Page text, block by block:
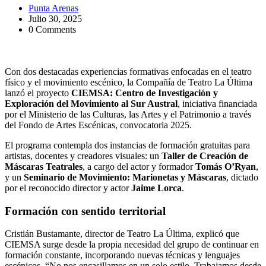
Punta Arenas
Julio 30, 2025
0 Comments
Con dos destacadas experiencias formativas enfocadas en el teatro
físico y el movimiento escénico, la Compañía de Teatro La Última
lanzó el proyecto CIEMSA: Centro de Investigación y
Exploración del Movimiento al Sur Austral, iniciativa financiada
por el Ministerio de las Culturas, las Artes y el Patrimonio a través
del Fondo de Artes Escénicas, convocatoria 2025.
El programa contempla dos instancias de formación gratuitas para
artistas, docentes y creadores visuales: un Taller de Creación de
Máscaras Teatrales, a cargo del actor y formadorTomás O’Ryan,
y un Seminario de Movimiento: Marionetas y Máscaras, dictado
por el reconocido director y actorJaime Lorca.
Formación con sentido territorial
Cristián Bustamante, director de Teatro La Última, explicó que
CIEMSA surge desde la propia necesidad del grupo de continuar en
formación constante, incorporando nuevas técnicas y lenguajes